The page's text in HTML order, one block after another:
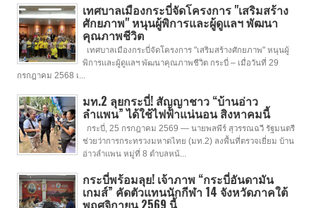
เทศบาลเมืองกระบี่จัดโครงการ "เสริมสร้าง
ศักยภาพ" หนุนผู้พิการและผู้ดูแลฯ พัฒนา
คุณภาพชีวิต
เทศบาลเมืองกระบี่จัดโครงการ "เสริมสร้างศักยภาพ" หนุนผู้
พิการและผู้ดูแลฯ พัฒนาคุณภาพชีวิต กระบี่ – เมื่อวันที่ 29
กรกฎาคม 2568 เ...
มท.2 ลุยกระบี่! สัญญาชาว “บ้านอ่าว
ลำแพน” ได้ใช้ไฟฟ้าแน่นอน สิงหาคมนี้
กระบี่, 25 กรกฎาคม 2569 — นายพลพีร์ สุวรรณฉวี รัฐมนตรี
ช่วยว่าการกระทรวงมหาดไทย (มท.2) ลงพื้นที่ตรวจเยี่ยม บ้าน
อ่าวลำแพน หมู่ที่ 8 ตำบลหน้...
กระบี่พร้อมลุย! เจ้าภาพ “กระบี่อันดามัน
เกมส์” คัดตัวแทนนักกีฬา 14 จังหวัดภาคใต้